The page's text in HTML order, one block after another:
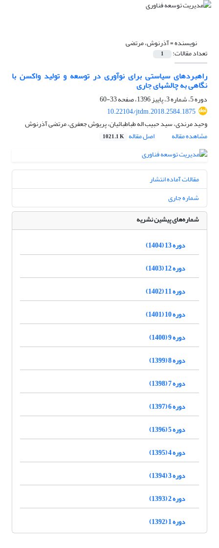
نویسنده =آذرنوش، مرتضی
تعداد مقالات: 1
راهبردهای سیاستی برای نوآوری در توسعه و تولید واکسن با
نگاهی به چالش‎های جاری
دوره 5، شماره 3، پاییز 1396، صفحه
33-60
10.22104/jtdm.2018.2584.1875
وحید مرندی، سید حبیب اله طباطبائیان، پریوش جعفری، مرتضی آذرنوش
مشاهده مقاله
اصل مقاله 1021.1 K
مقالات آماده انتشار
شماره جاری
شماره‌های پیشین نشریه
دوره 13 (1404)
دوره 12 (1403)
دوره 11 (1402)
دوره 10 (1401)
دوره 9 (1400)
دوره 8 (1399)
دوره 7 (1398)
دوره 6 (1397)
دوره 5 (1396)
دوره 4 (1395)
دوره 3 (1394)
دوره 2 (1393)
دوره 1 (1392)